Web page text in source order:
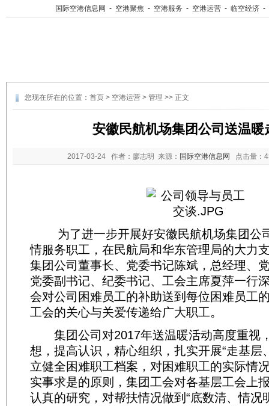
国际空港信息网 - 空港聚焦 - 空港服务 - 空港运营 - 临空经济 -
您现在所在的位置： 首页 > 空港运营 > 管理 >> 正文
安徽民航机场集团公司送温暖
2017-03-24 作者：廖志明 来源： 国际空港信息网 点击量：
为了进一步开展好安徽民航机场集团公司
情服务职工，在民航局和华东管理局的大力
集团公司董事长、党委书记陈斌，总经理、
党委副书记、纪委书记、工会主席夏萍一行
会对公司困难员工的补助送到每位困难员工
工会的关心与关爱传递给广大职工。
集团公司对2017年送温暖活动高度重视
想，提高认识，精心组织，扎实开展“走基层
立健全困难职工档案，对困难职工的实际情
实事求是的原则，集团工会对各基层工会上
认真的研究，对帮扶情况做到“底数清、情况